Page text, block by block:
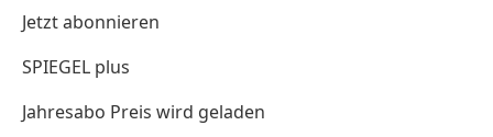
Jetzt abonnieren
SPIEGEL plus
Jahresabo Preis wird geladen